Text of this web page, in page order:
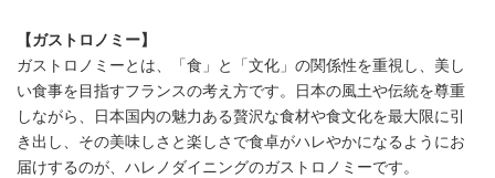
【ガストロノミー】
ガストロノミーとは、「食」と「文化」の関係性を重視し、美し
い食事を目指すフランスの考え方です。日本の風土や伝統を尊重
しながら、日本国内の魅力ある贅沢な食材や食文化を最大限に引
き出し、その美味しさと楽しさで食卓がハレやかになるようにお
届けするのが、ハレノダイニングのガストロノミーです。